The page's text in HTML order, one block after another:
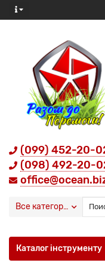
(099) 452-20-
(098) 492-20-
Все категории
Каталог інструменту